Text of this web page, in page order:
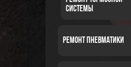
системы
Ремонт пневматики